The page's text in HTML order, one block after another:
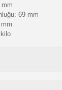
69 mm
kilo